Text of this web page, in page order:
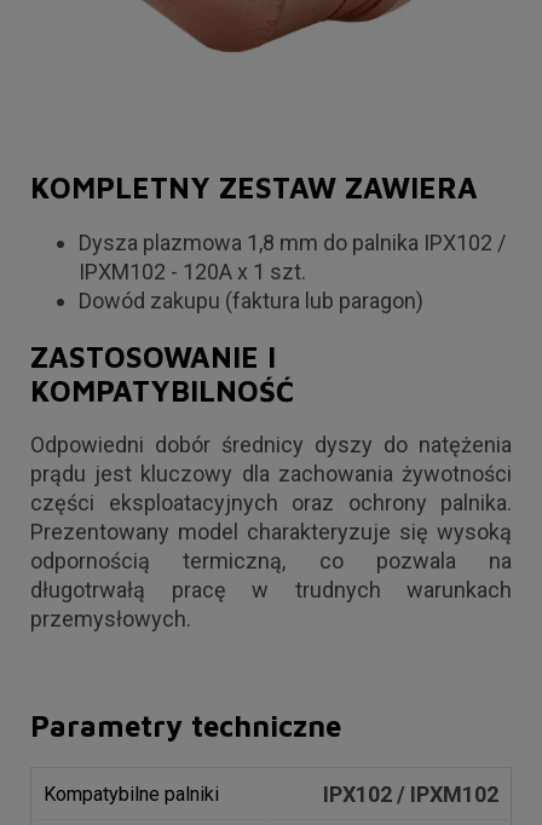
KOMPLETNY ZESTAW ZAWIERA
Dysza plazmowa 1,8 mm do palnika IPX102 /
IPXM102 - 120A x 1 szt.
Dowód zakupu (faktura lub paragon)
ZASTOSOWANIE I
KOMPATYBILNOŚĆ
Odpowiedni dobór średnicy dyszy do natężenia
prądu jest kluczowy dla zachowania żywotności
części eksploatacyjnych oraz ochrony palnika.
Prezentowany model charakteryzuje się wysoką
odpornością termiczną, co pozwala na
długotrwałą pracę w trudnych warunkach
przemysłowych.
Parametry techniczne
Kompatybilne palniki IPX102 / IPXM102